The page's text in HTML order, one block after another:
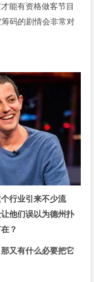
能有资格做客节目
码的剧情会非常对
行业引来不少流
他们误以为德州扑
？
又有什么必要把它